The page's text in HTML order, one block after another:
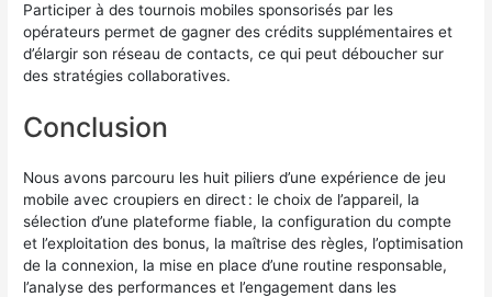
Participer à des tournois mobiles sponsorisés par les
opérateurs permet de gagner des crédits supplémentaires et
d’élargir son réseau de contacts, ce qui peut déboucher sur
des stratégies collaboratives.
Conclusion
Nous avons parcouru les huit piliers d’une expérience de jeu
mobile avec croupiers en direct : le choix de l’appareil, la
sélection d’une plateforme fiable, la configuration du compte
et l’exploitation des bonus, la maîtrise des règles, l’optimisation
de la connexion, la mise en place d’une routine responsable,
l’analyse des performances et l’engagement dans les